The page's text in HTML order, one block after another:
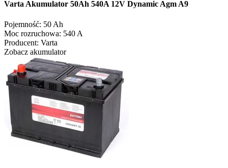
Varta Akumulator 50Ah 540A 12V Dynamic Agm A9
Pojemność: 50 Ah
Moc rozruchowa: 540 A
Producent: Varta
Zobacz akumulator